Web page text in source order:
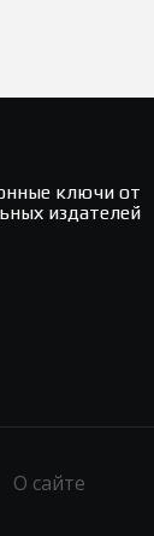
ключи от
издателей
О сайте